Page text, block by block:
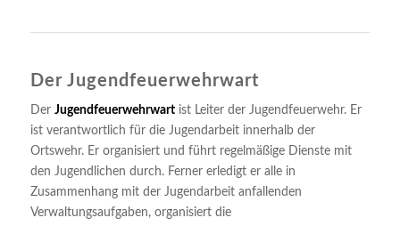
Der Jugendfeuerwehrwart
Der Jugendfeuerwehrwartist Leiter der Jugendfeuerwehr. Er
ist verantwortlich für die Jugendarbeit innerhalb der
Ortswehr. Er organisiert und führt regelmäßige Dienste mit
den Jugendlichen durch. Ferner erledigt er alle in
Zusammenhang mit der Jugendarbeit anfallenden
Verwaltungsaufgaben, organisiert die